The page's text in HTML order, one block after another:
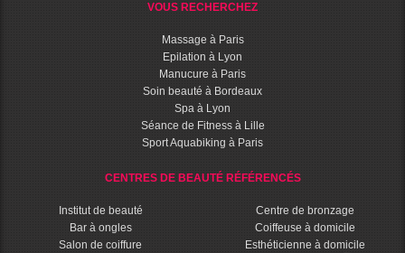
VOUS RECHERCHEZ
Massage à Paris
Epilation à Lyon
Manucure à Paris
Soin beauté à Bordeaux
Spa à Lyon
Séance de Fitness à Lille
Sport Aquabiking à Paris
CENTRES DE BEAUTÉ RÉFÉRENCÉS
Institut de beauté
Bar à ongles
Salon de coiffure
Centre de bronzage
Coiffeuse à domicile
Esthéticienne à domicile